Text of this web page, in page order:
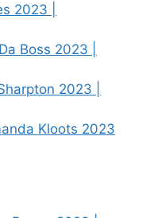
2023 |
Boss 2023 |
2023 |
Kloots 2023